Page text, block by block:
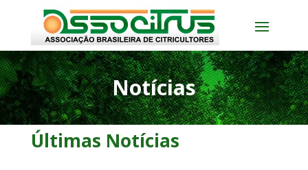
Notícias
Últimas Notícias